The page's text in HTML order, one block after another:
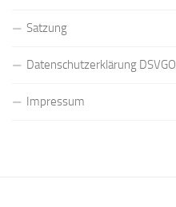
Satzung
Datenschutzerklärung DSVGO
Impressum